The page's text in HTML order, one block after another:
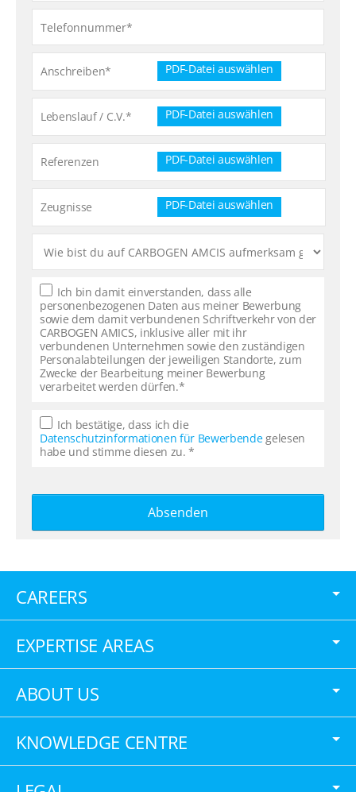
Anschreiben PDF-Datei auswählen
Lebenslauf / C.V. PDF-Datei auswählen
Referenzen PDF-Datei auswählen
Zeugnisse PDF-Datei auswählen
Ich bin damit einverstanden, dass alle
personenbezogenen Daten aus meiner Bewerbung
sowie dem damit verbundenen Schriftverkehr von der
CARBOGEN AMICS, inklusive aller mit ihr
verbundenen Unternehmen sowie den zuständigen
Personalabteilungen der jeweiligen Standorte, zum
Zwecke der Bearbeitung meiner Bewerbung
verarbeitet werden dürfen.*
Ich bestätige, dass ich die
Datenschutzinformationen für Bewerbendegelesen
habe und stimme diesen zu. *
Absenden
CAREERS
EXPERTISE AREAS
ABOUT US
KNOWLEDGE CENTRE